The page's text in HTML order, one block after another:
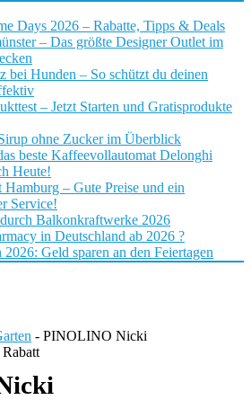
Days 2026 – Rabatte, Tipps & Deals
– Das größte Designer Outlet im
bei Hunden – So schützt du deinen
– Jetzt Starten und Gratisprodukte
ohne Zucker im Überblick
beste Kaffeevollautomat Delonghi
Heute!
Hamburg – Gute Preise und ein
Service!
Balkonkraftwerke 2026
in Deutschland ab 2026 ?
2026: Geld sparen an den Feiertagen
- PINOLINO Nicki